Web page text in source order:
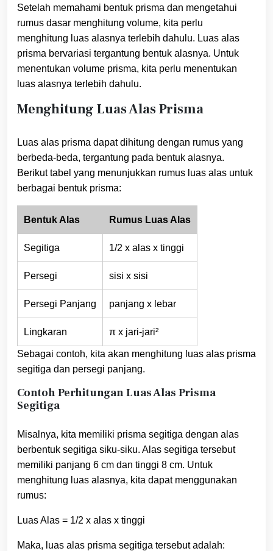
Setelah memahami bentuk prisma dan mengetahui
rumus dasar menghitung volume, kita perlu
menghitung luas alasnya terlebih dahulu. Luas alas
prisma bervariasi tergantung bentuk alasnya. Untuk
menentukan volume prisma, kita perlu menentukan
luas alasnya terlebih dahulu.
Menghitung Luas Alas Prisma
Luas alas prisma dapat dihitung dengan rumus yang
berbeda-beda, tergantung pada bentuk alasnya.
Berikut tabel yang menunjukkan rumus luas alas untuk
berbagai bentuk prisma:
Bentuk Alas Rumus Luas Alas
Segitiga 1/2 x alas x tinggi
Persegi sisi x sisi
Persegi Panjang panjang x lebar
Lingkaran π x jari-jari²
Sebagai contoh, kita akan menghitung luas alas prisma
segitiga dan persegi panjang.
Contoh Perhitungan Luas Alas Prisma
Segitiga
Misalnya, kita memiliki prisma segitiga dengan alas
berbentuk segitiga siku-siku. Alas segitiga tersebut
memiliki panjang 6 cm dan tinggi 8 cm. Untuk
menghitung luas alasnya, kita dapat menggunakan
rumus:
Luas Alas = 1/2 x alas x tinggi
Maka, luas alas prisma segitiga tersebut adalah: